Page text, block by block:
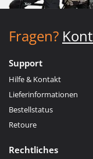
Fragen?
Support
Hilfe & Kontakt
Lieferinformationen
Bestellstatus
Retoure
Rechtliches